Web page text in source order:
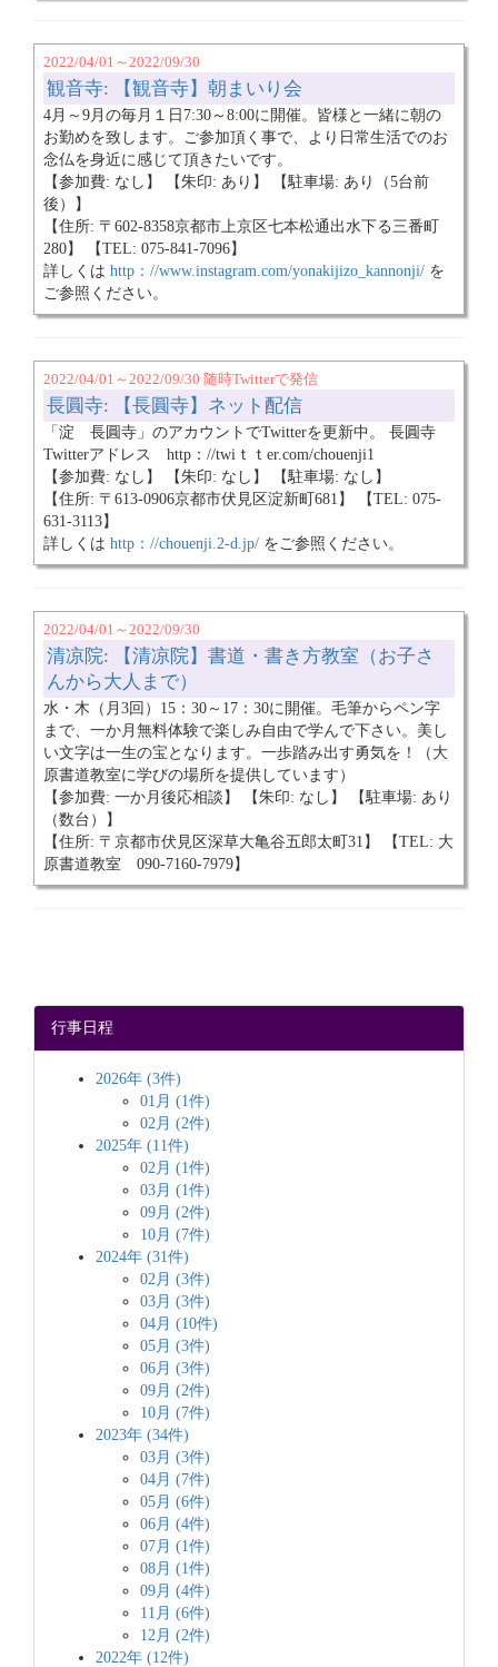
2022/04/01～2022/09/30
観音寺: 【観音寺】朝まいり会
4月～9月の毎月１日7:30～8:00に開催。皆様と一緒に朝の
お勤めを致します。ご参加頂く事で、より日常生活でのお
念仏を身近に感じて頂きたいです。
【参加費: なし】 【朱印: あり】 【駐車場: あり（5台前
後）】
【住所: 〒602-8358京都市上京区七本松通出水下る三番町
280】 【TEL: 075-841-7096】
詳しくは http：//www.instagram.com/yonakijizo_kannonji/ を
ご参照ください。
2022/04/01～2022/09/30 随時Twitterで発信
長圓寺: 【長圓寺】ネット配信
「淀 長圓寺」のアカウントでTwitterを更新中。 長圓寺
Twitterアドレス http：//twiｔｔer.com/chouenji1
【参加費: なし】 【朱印: なし】 【駐車場: なし】
【住所: 〒613-0906京都市伏見区淀新町681】 【TEL: 075-
631-3113】
詳しくは http：//chouenji.2-d.jp/ をご参照ください。
2022/04/01～2022/09/30
清凉院: 【清凉院】書道・書き方教室（お子さ
んから大人まで）
水・木（月3回）15：30～17：30に開催。毛筆からペン字
まで、一か月無料体験で楽しみ自由で学んで下さい。美し
い文字は一生の宝となります。一歩踏み出す勇気を！（大
原書道教室に学びの場所を提供しています）
【参加費: 一か月後応相談】 【朱印: なし】 【駐車場: あり
（数台）】
【住所: 〒京都市伏見区深草大亀谷五郎太町31】 【TEL: 大
原書道教室 090-7160-7979】
行事日程
2026年 (3件)
01月 (1件)
02月 (2件)
2025年 (11件)
02月 (1件)
03月 (1件)
09月 (2件)
10月 (7件)
2024年 (31件)
02月 (3件)
03月 (3件)
04月 (10件)
05月 (3件)
06月 (3件)
09月 (2件)
10月 (7件)
2023年 (34件)
03月 (3件)
04月 (7件)
05月 (6件)
06月 (4件)
07月 (1件)
08月 (1件)
09月 (4件)
11月 (6件)
12月 (2件)
2022年 (12件)